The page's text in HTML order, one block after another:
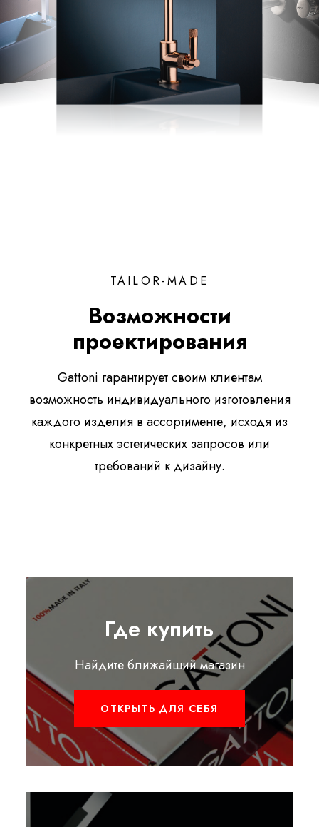
TAILOR-MADE
Возможности
проектирования
Gattoni гарантирует своим клиентам
возможность индивидуального изготовления
каждого изделия в ассортименте, исходя из
конкретных эстетических запросов или
требований к дизайну.
Где купить
Найдите ближайший магазин
ОТКРЫТЬ ДЛЯ СЕБЯ